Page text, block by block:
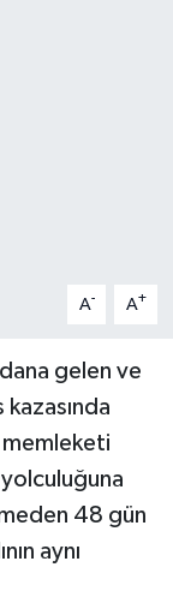
A- A+
gelen ve
memleketi
48 gün
aynı